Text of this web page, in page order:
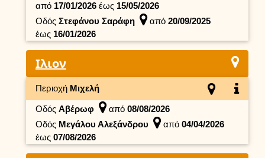
από 17/01/2026 έως 15/05/2026
Οδός Στεφάνου Σαράφη από 20/09/2025
έως 16/01/2026
Ιλιον
Περιοχή Μιχελή
Οδός Αβέρωφ από 08/08/2026
Οδός Μεγάλου Αλεξάνδρου από 04/04/2026
έως 07/08/2026